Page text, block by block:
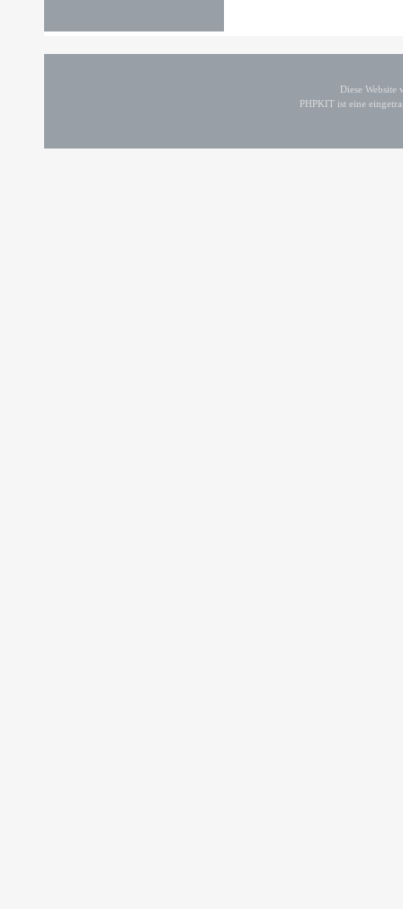
Diese
PHPKIT ist eine